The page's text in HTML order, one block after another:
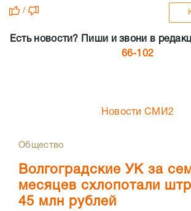
/
Есть новости? Пиши и звони в
66-102
Новости СМИ2
Общество
Волгоградские УК за
месяцев схлопотали
45 млн рублей